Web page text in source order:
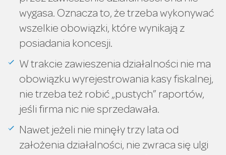
wygasa. Oznacza to, że trzeba wykonywać
wszelkie obowiązki, które wynikają z
posiadania koncesji.
W trakcie zawieszenia działalności nie ma
obowiązku wyrejestrowania kasy fiskalnej,
nie trzeba też robić „pustych” raportów,
jeśli firma nic nie sprzedawała.
Nawet jeżeli nie minęły trzy lata od
założenia działalności, nie zwraca się ulgi